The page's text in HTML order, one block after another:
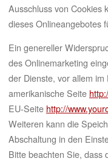
Ausschluss von Cookies
dieses Onlineangebotes
Ein genereller
des Onlinemarketing
der Dienste, vor allem
amerikanische Seite
EU-Seite http://
Weiteren kann die
Abschaltung in den
Bitte beachten Sie, dass